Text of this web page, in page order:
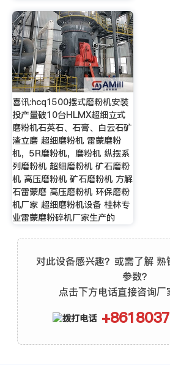
喜讯:hcq1500摆式磨粉机安装
投产量破10台HLMX超细立式
磨粉机石英石、石膏、白云石矿
渣立磨 超细磨粉机 雷蒙磨粉
机，5R磨粉机，磨粉机 纵摆系
列磨粉机 超细磨粉机 矿石磨粉
机 高压磨粉机 矿石磨粉机 方解
石雷蒙磨 高压磨粉机 环保磨粉
机厂家 超细磨粉机设备 桂林专
业雷蒙磨粉碎机厂家生产的
对此设备感兴趣？或需了解
参数？
点击下方电话直接咨询厂